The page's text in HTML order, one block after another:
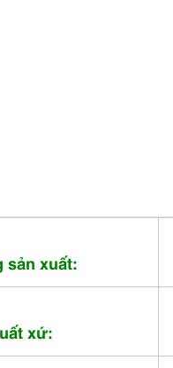
sản xuất:
xứ: